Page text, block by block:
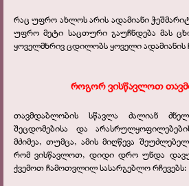
რაც უფრო ახლოს არის ადამიანი
უფრო მეტი საცთური გაუჩნდება მას
ყოველმხრივ ცდილობს ყოველი ადამიანის
როგორ ვისწავლოთ
თავმდაბლობის სწავლა ძალიან
შეცდომებისა და
მძიმეა, თუმცა, ამის მიღწევა
რომ ვისწავლოთ, დიდი დრო უნდა
ქვემოთ ჩამოთვლილ სასარგებლო რჩევებს: